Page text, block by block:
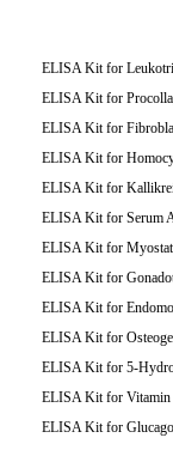
ELISA Kit for
ELISA Kit for
ELISA Kit for
ELISA Kit for
ELISA Kit for
ELISA Kit for Serum
ELISA Kit for
ELISA Kit for
ELISA Kit for
ELISA Kit for
ELISA Kit for 5-
ELISA Kit for
ELISA Kit for